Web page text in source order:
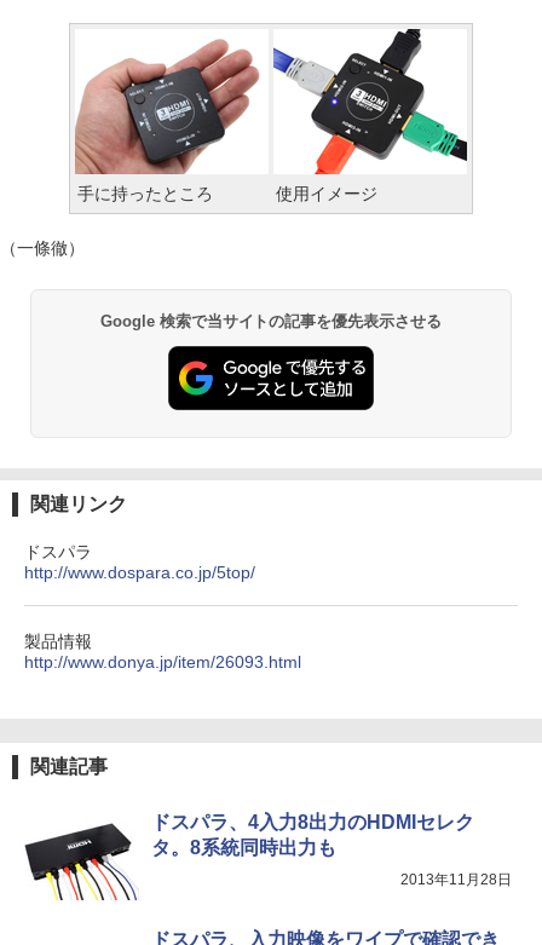
手に持ったところ 使用イメージ
（一條徹）
Google 検索で当サイトの記事を優先表示させる
関連リンク
ドスパラ
http://www.dospara.co.jp/5top/
製品情報
http://www.donya.jp/item/26093.html
関連記事
ドスパラ、4入力8出力のHDMIセレク
タ。8系統同時出力も
2013年11月28日
ドスパラ、入力映像をワイプで確認でき